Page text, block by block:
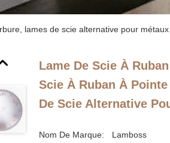
lames de scie alternative pour métaux
Lame De Scie À
Scie À Ruban À
De Scie Alternative
Nom De Marque: Lamboss